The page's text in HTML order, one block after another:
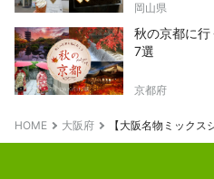
岡山県
秋の京都に行
7選
京都府
HOME 大阪府 【大阪名物ミック